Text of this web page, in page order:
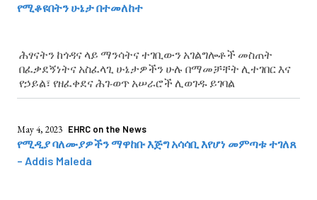
የሚቆዩበትን ሁኔታ በተመለከተ
ሕፃናትን ከጎዳና ላይ ማንሳትና ተገቢውን አገልግሎቶች መስጠት
በፈቃደኝነትና አስፈላጊ ሁኔታዎችን ሁሉ በማመቻቸት ሊተገበር እና
የኃይል፣ የዘፈቀደና ሕገ-ወጥ አሠራሮች ሊወገዱ ይገባል
May 4, 2023 EHRC on the News
የሚዲያ ባለሙያዎችን ማዋከቡ እጅግ አሳሳቢ እየሆነ መምጣቱ ተገለጸ
– Addis Maleda